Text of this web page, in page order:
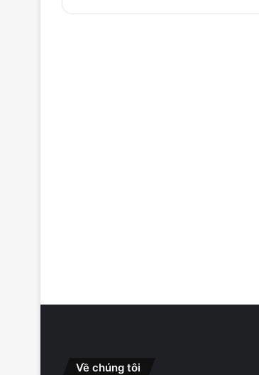
Về chúng tôi